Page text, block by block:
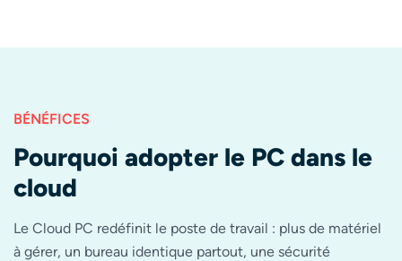
BÉNÉFICES
Pourquoi adopter le PC dans le
cloud
Le Cloud PC redéfinit le poste de travail : plus de matériel
à gérer, un bureau identique partout, une sécurité